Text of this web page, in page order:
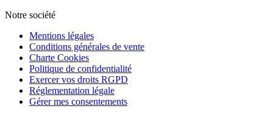
Notre société
Mentions légales
Conditions générales de vente
Charte Cookies
Politique de confidentialité
Exercer vos droits RGPD
Réglementation légale
Gérer mes consentements